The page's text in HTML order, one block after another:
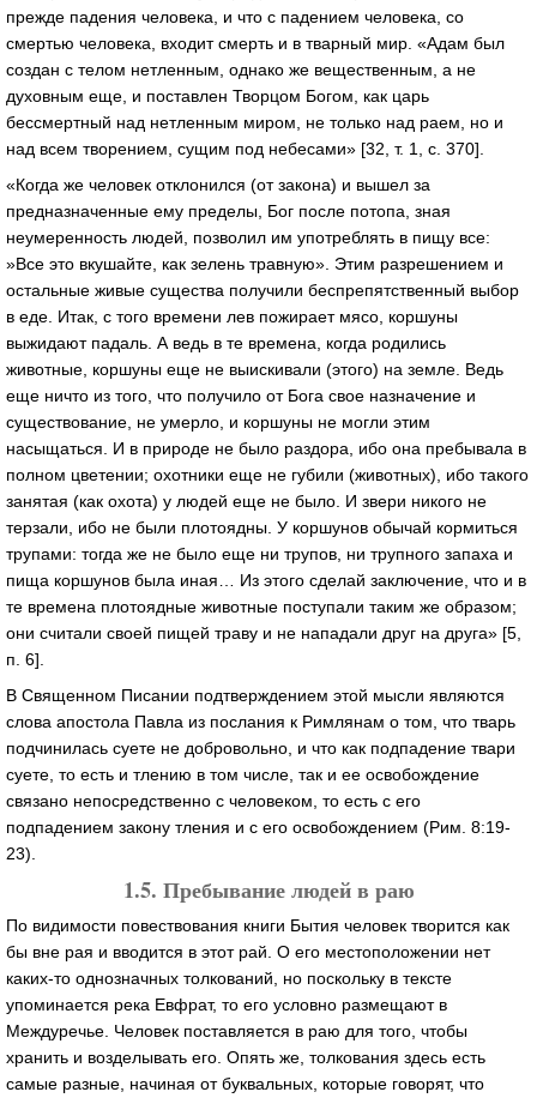
прежде падения человека, и что с падением человека, со
смертью человека, входит смерть и в тварный мир. «Адам был
создан с телом нетленным, однако же вещественным, а не
духовным еще, и поставлен Творцом Богом, как царь
бессмертный над нетленным миром, не только над раем, но и
над всем творением, сущим под небесами» [32, т. 1, c. 370].
«Когда же человек отклонился (от закона) и вышел за
предназначенные ему пределы, Бог после потопа, зная
неумеренность людей, позволил им употреблять в пищу все:
»Все это вкушайте, как зелень травную». Этим разрешением и
остальные живые существа получили беспрепятственный выбор
в еде. Итак, с того времени лев пожирает мясо, коршуны
выжидают падаль. А ведь в те времена, когда родились
животные, коршуны еще не выискивали (этого) на земле. Ведь
еще ничто из того, что получило от Бога свое назначение и
существование, не умерло, и коршуны не могли этим
насыщаться. И в природе не было раздора, ибо она пребывала в
полном цветении; охотники еще не губили (животных), ибо такого
занятая (как охота) у людей еще не было. И звери никого не
терзали, ибо не были плотоядны. У коршунов обычай кормиться
трупами: тогда же не было еще ни трупов, ни трупного запаха и
пища коршунов была иная… Из этого сделай заключение, что и в
те времена плотоядные животные поступали таким же образом;
они считали своей пищей траву и не нападали друг на друга» [5,
п. 6].
В Священном Писании подтверждением этой мысли являются
слова апостола Павла из послания к Римлянам о том, что тварь
подчинилась суете не добровольно, и что как подпадение твари
суете, то есть и тлению в том числе, так и ее освобождение
связано непосредственно с человеком, то есть с его
подпадением закону тления и с его освобождением (Рим. 8:19-
23).
1.5. Пребывание людей в раю
По видимости повествования книги Бытия человек творится как
бы вне рая и вводится в этот рай. О его местоположении нет
каких-то однозначных толкований, но поскольку в тексте
упоминается река Евфрат, то его условно размещают в
Междуречье. Человек поставляется в раю для того, чтобы
хранить и возделывать его. Опять же, толкования здесь есть
самые разные, начиная от буквальных, которые говорят, что